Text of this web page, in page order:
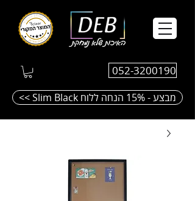
052-3200190
<< Slim Black מבצע - 15% הנחה ללוח